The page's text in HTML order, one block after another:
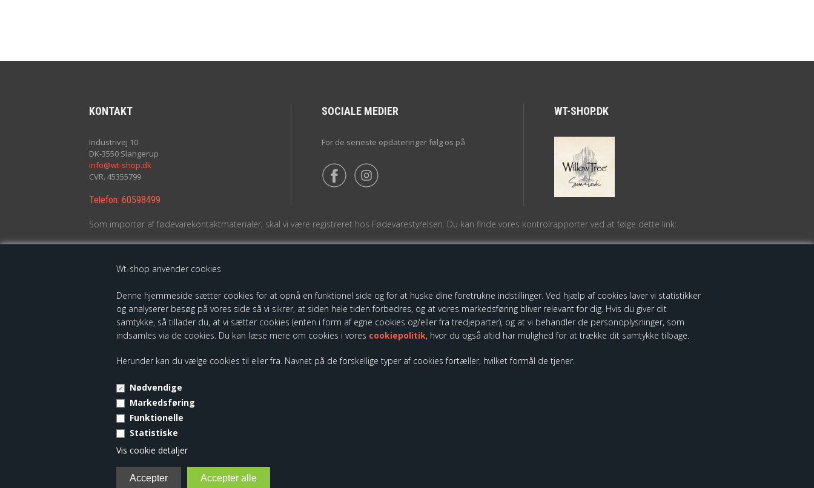
Wt-shop anvender cookies
Denne hjemmeside sætter cookies for at opnå en funktionel side og for at huske dine foretrukne indstillinger. Ved hjælp af cookies laver vi statistikker
og analyserer besøg på vores side så vi sikrer, at siden hele tiden forbedres, og at vores markedsføring bliver relevant for dig. Hvis du giver dit
samtykke, så tillader du, at vi sætter cookies (enten i form af egne cookies og/eller fra tredjeparter), og at vi behandler de personoplysninger, som
indsamles via de cookies. Du kan læse mere om cookies i vores cookiepolitik, hvor du også altid har mulighed for at trække dit samtykke tilbage.
Herunder kan du vælge cookies til eller fra. Navnet på de forskellige typer af cookies fortæller, hvilket formål de tjener.
Nødvendige
Markedsføring
Funktionelle
Statistiske
Vis cookie detaljer
KONTAKT
Industrivej 10
DK-3550 Slangerup
info@wt-shop.dk
CVR. 45355799
Telefon: 60598499
SOCIALE MEDIER
For de seneste opdateringer følg os på
WT-SHOP.DK
Som importør af fødevarekontaktmaterialer, skal vi være registreret hos Fødevarestyrelsen. Du kan finde vores kontrolrapporter ved at følge dette link: